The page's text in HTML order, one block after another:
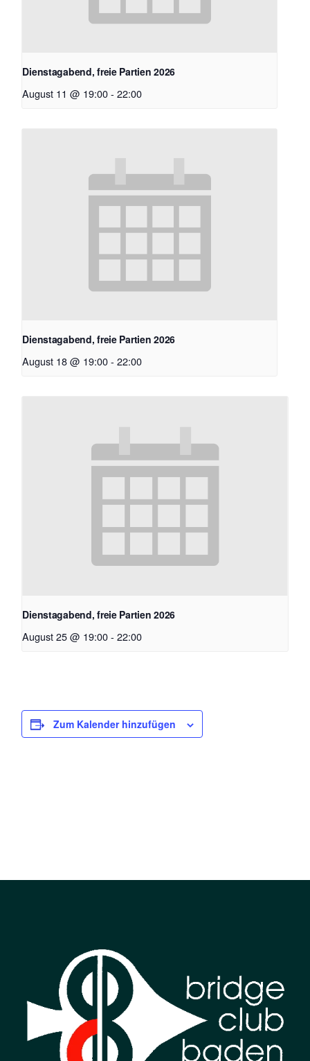
Dienstagabend, freie Partien 2026
August 11 @ 19:00 - 22:00
Dienstagabend, freie Partien 2026
August 18 @ 19:00 - 22:00
Dienstagabend, freie Partien 2026
August 25 @ 19:00 - 22:00
Zum Kalender hinzufügen